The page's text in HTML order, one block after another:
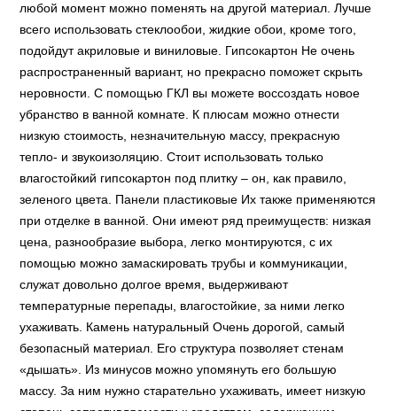
любой момент можно поменять на другой материал. Лучше
всего использовать стеклообои, жидкие обои, кроме того,
подойдут акриловые и виниловые. Гипсокартон Не очень
распространенный вариант, но прекрасно поможет скрыть
неровности. С помощью ГКЛ вы можете воссоздать новое
убранство в ванной комнате. К плюсам можно отнести
низкую стоимость, незначительную массу, прекрасную
тепло- и звукоизоляцию. Стоит использовать только
влагостойкий гипсокартон под плитку – он, как правило,
зеленого цвета. Панели пластиковые Их также применяются
при отделке в ванной. Они имеют ряд преимуществ: низкая
цена, разнообразие выбора, легко монтируются, с их
помощью можно замаскировать трубы и коммуникации,
служат довольно долгое время, выдерживают
температурные перепады, влагостойкие, за ними легко
ухаживать. Камень натуральный Очень дорогой, самый
безопасный материал. Его структура позволяет стенам
«дышать». Из минусов можно упомянуть его большую
массу. За ним нужно старательно ухаживать, имеет низкую